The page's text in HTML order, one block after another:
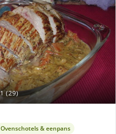
(29)
Ovenschotels & eenpans